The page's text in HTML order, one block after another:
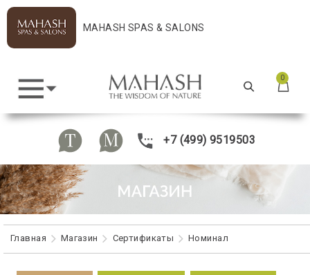
MAHASH SPAS & SALONS
0
+7 (499) 9519503
Главная Maгазин Сертификаты Номинал